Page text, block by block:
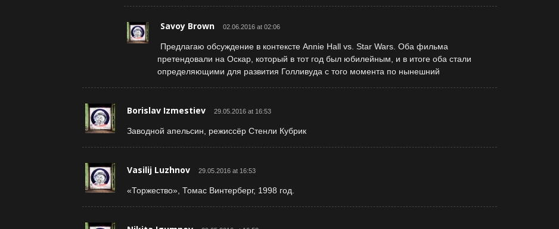
Savoy Brown 02.06.2016 at 02:06
Предлагаю обсуждение в контексте Annie Hall vs. Star Wars. Оба фильма
претендовали на Оскар, который в тот год был юбилейным, и в итоге оба стали
определяющими для развития Голливуда с того момента по нынешний
Borislav Izmestiev 29.05.2016 at 16:53
Заводной апельсин, режиссёр Стенли Кубрик
Vasilij Luzhnov 29.05.2016 at 16:53
«Торжество», Томас Винтерберг, 1998 год.